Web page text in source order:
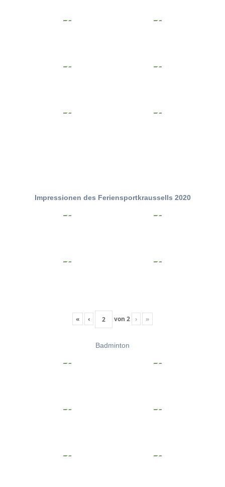
Impressionen des Feriensportkraussells 2020
« ‹ von 2 › »
Badminton